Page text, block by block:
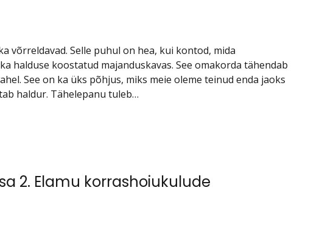
võrreldavad. Selle puhul on hea, kui kontod, mida
halduse koostatud majanduskavas. See omakorda tähendab
See on ka üks põhjus, miks meie oleme teinud enda jaoks
haldur. Tähelepanu tuleb…
2. Elamu korrashoiukulude